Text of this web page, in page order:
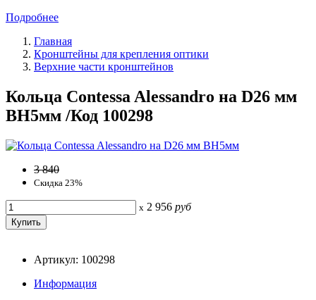
Подробнее
Главная
Кронштейны для крепления оптики
Верхние части кронштейнов
Кольца Contessa Alessandro на D26 мм
BH5мм /Код 100298
3 840
Скидка 23%
x 2 956 руб
Артикул: 100298
Информация